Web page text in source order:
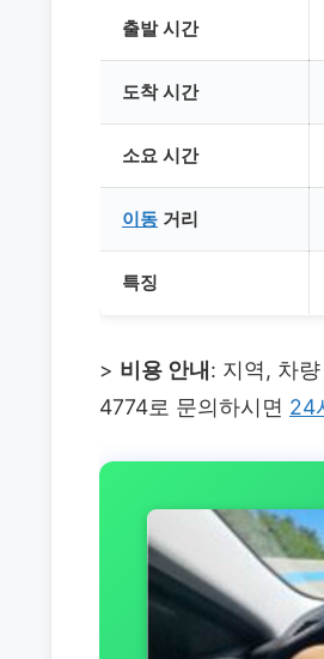
출발 시간
도착 시간
소요 시간
이동 거리
특징
> 비용 안내 : 지역, 차
4774로 문의하시면 24